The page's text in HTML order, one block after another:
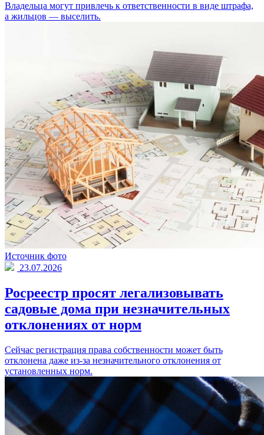
Владельца могут привлечь к ответственности в виде штрафа,
а жильцов — выселить.
Источник фото
23.07.2026
Росреестр просят легализовывать
садовые дома при незначительных
отклонениях от норм
Сейчас регистрация права собственности может быть
отклонена даже из-за незначительного отклонения от
установленных норм.